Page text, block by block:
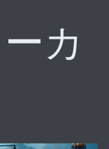
カ